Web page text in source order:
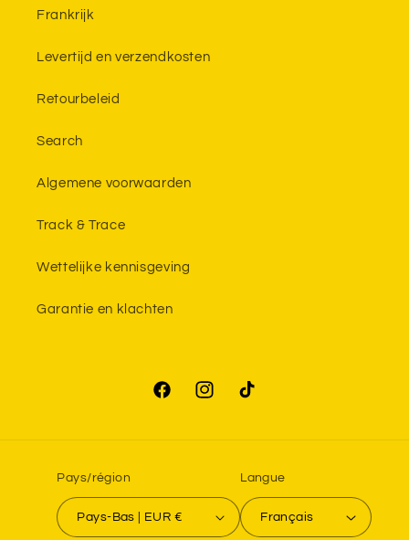
Frankrijk
Levertijd en verzendkosten
Retourbeleid
Search
Algemene voorwaarden
Track & Trace
Wettelijke kennisgeving
Garantie en klachten
FacebookInstagramTikTok
Pays/région
Pays-Bas | EUR €
Langue
Français